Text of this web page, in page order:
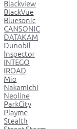
Blackview
BlackVue
Bluesonic
CANSONIC
DATAKAM
Dunobil
Inspector
INTEGO
IROAD
Mio
Nakamichi
Neoline
ParkCity
Playme
Stealth